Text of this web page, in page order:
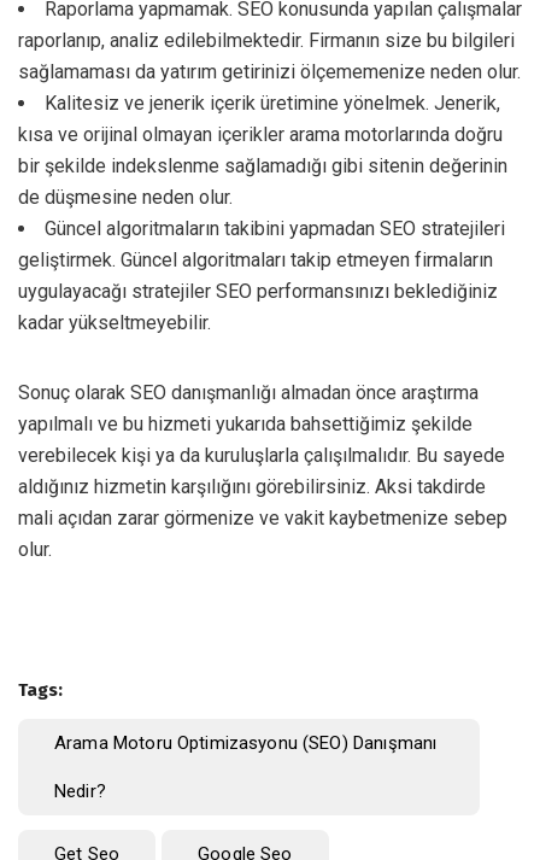
Raporlama yapmamak. SEO konusunda yapılan çalışmalar
raporlanıp, analiz edilebilmektedir. Firmanın size bu bilgileri
sağlamaması da yatırım getirinizi ölçememenize neden olur.
Kalitesiz ve jenerik içerik üretimine yönelmek. Jenerik,
kısa ve orijinal olmayan içerikler arama motorlarında doğru
bir şekilde indekslenme sağlamadığı gibi sitenin değerinin
de düşmesine neden olur.
Güncel algoritmaların takibini yapmadan SEO stratejileri
geliştirmek. Güncel algoritmaları takip etmeyen firmaların
uygulayacağı stratejiler SEO performansınızı beklediğiniz
kadar yükseltmeyebilir.
Sonuç olarak SEO danışmanlığı almadan önce araştırma
yapılmalı ve bu hizmeti yukarıda bahsettiğimiz şekilde
verebilecek kişi ya da kuruluşlarla çalışılmalıdır. Bu sayede
aldığınız hizmetin karşılığını görebilirsiniz. Aksi takdirde
mali açıdan zarar görmenize ve vakit kaybetmenize sebep
olur.
Tags:
Arama Motoru Optimizasyonu (SEO) Danışmanı
Nedir?
Get Seo Google Seo